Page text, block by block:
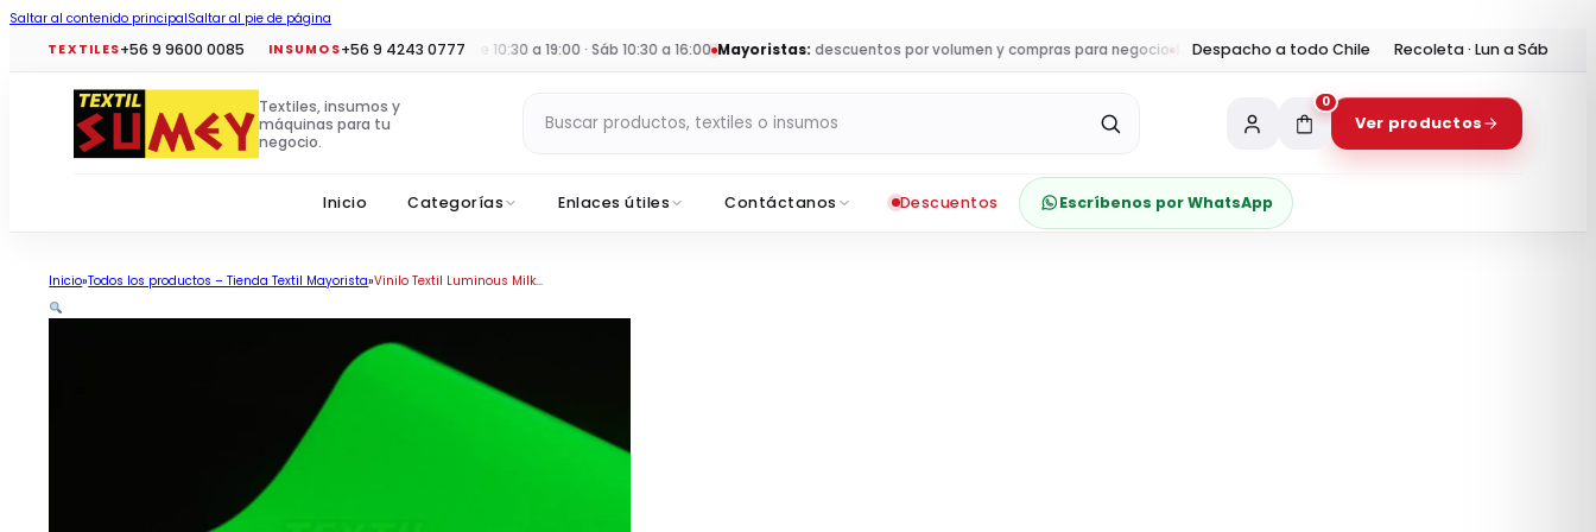
Saltar al contenido principalSaltar al pie de página
TEXTILES+56 9 9600 0085 INSUMOS+56 9 4243 0777
Horario tiendas:Lun a vie 10:30 a 19:00 · Sáb 10:30 a 16:00 Mayoristas:descuentos por volumen y compras para negocio Despacho:envíos a todo Chile y retiro en Recoleta Horario
Despacho a todo Chile Recoleta · Lun a Sáb
Textiles, insumos y
máquinas para tu
negocio.
Buscar productos en Sumey
Inicio Categorías Enlaces útiles Contáctanos Descuentos Escríbenos por WhatsApp
0
Ver productos
Inicio Todos los productos – Tienda Textil Mayorista Vinilo Textil Luminous Milk...